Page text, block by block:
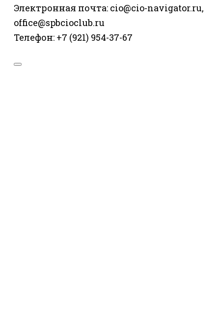
Электронная почта: cio@cio-navigator.ru,
office@spbcioclub.ru
Телефон: +7 (921) 954-37-67